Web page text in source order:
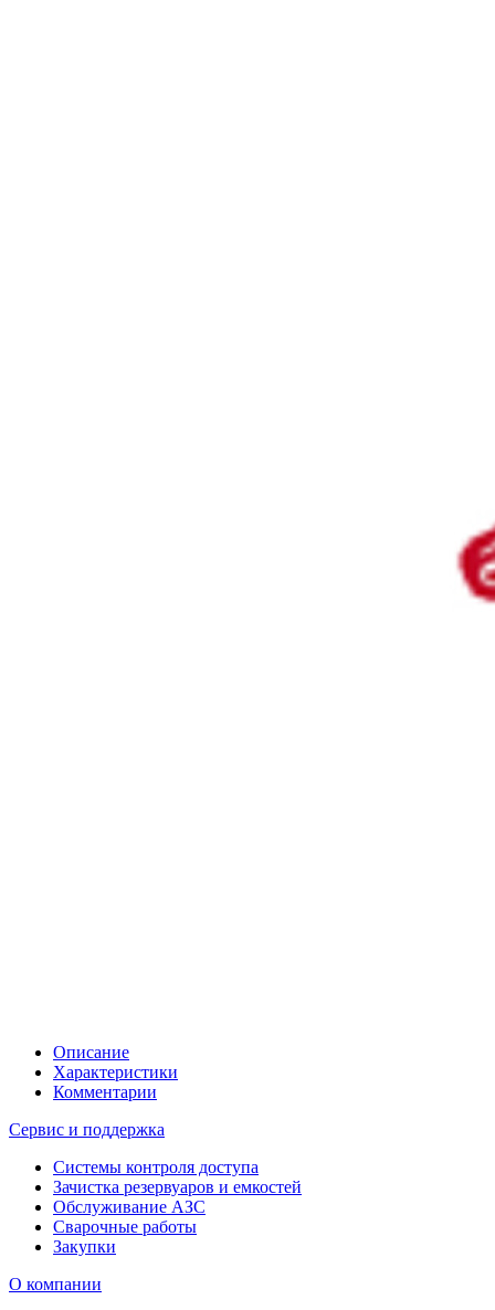
Описание
Характеристики
Комментарии
Сервис и поддержка
Системы контроля доступа
Зачистка резервуаров и емкостей
Обслуживание АЗС
Сварочные работы
Закупки
О компании